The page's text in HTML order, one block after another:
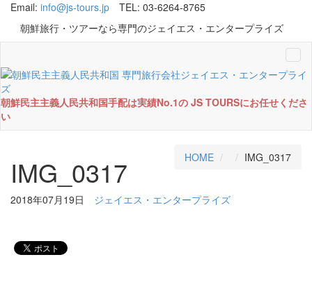
Email: info@js-tours.jp
TEL: 03-6264-8765
朝鮮旅行・ツアーなら専門のジェイエス・エンタープライズ
朝鮮民主主義人民共和国手配は実績No.1の JS TOURSにお任せくださ
い
IMG_0317 HOME IMG_0317
2018年07月19日 ジェイエス・エンタープライズ